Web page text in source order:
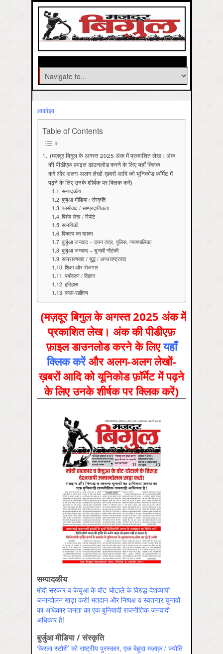
आर्काइव
Table of Contents
(मज़दूर बिगुल के अगस्त 2025 अंक में प्रकाशित लेख। अंक
की पीडीएफ़ फ़ाइल डाउनलोड करने के लिए यहाँ क्लिक
करें और अलग-अलग लेखों-ख़बरों आदि को यूनिकोड फ़ॉर्मेट में
पढ़ने के लिए उनके शीर्षक पर क्लिक करें)
सम्पादकीय
बुर्जुआ मीडिया / संस्कृति
फासीवाद / साम्‍प्रदायिकता
विशेष लेख / रिपोर्ट
सामयिकी
विकल्प का खाका
बुर्जुआ जनवाद – दमन तंत्र, पुलिस, न्यायपालिका
बुर्जुआ जनवाद – चुनावी नौटंकी
साम्राज्यवाद / युद्ध / अन्धराष्ट्रवाद
शिक्षा और रोजगार
पर्यावरण / विज्ञान
इतिहास
कला-साहित्य
(मज़दूर बिगुल के अगस्त 2025 अंक में
प्रकाशित लेख। अंक की पीडीएफ़
फ़ाइल डाउनलोड करने के लिएयहाँ
क्लिक करेंऔर अलग-अलग लेखों-
ख़बरों आदि को यूनिकोड फ़ॉर्मेट में पढ़ने
के लिए उनके शीर्षक पर क्लिक करें)
सम्पादकीय
मोदी सरकार व केचुआ के वोट-घोटाले के विरुद्ध देशव्यापी
जनान्दोलन खड़ा करो! मतदान और निष्पक्ष व स्वतन्त्र चुनावों
का अधिकार जनता का एक बुनियादी राजनीतिक जनवादी
अधिकार है!
बुर्जुआ मीडिया / संस्कृति
‘केरला स्टोरी’ को राष्ट्रीय पुरस्कार, एक बेहूदा मज़ाक़ / ज्योति